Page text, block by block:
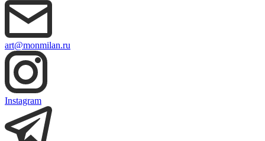
art@monmilan.ru
Instagram